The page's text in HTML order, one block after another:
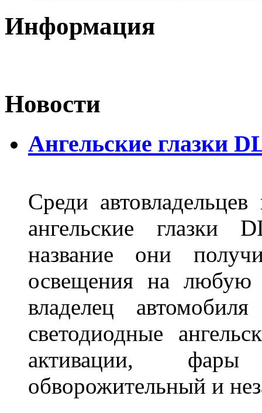
Информация
Новости
Ангельские глазки
Среди
ангельские глазки
название они
освещения на любую
владелец
светодиодные
активации, фары
обворожительный и